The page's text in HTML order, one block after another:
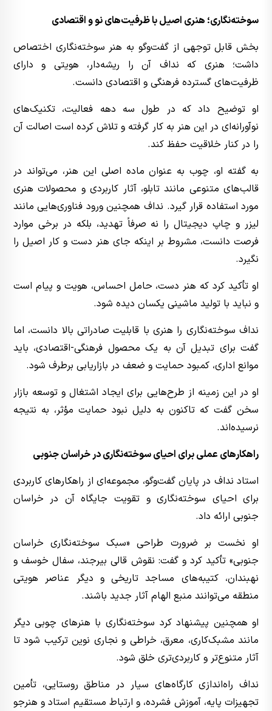
سوخته‌نگاری؛ هنری اصیل با ظرفیت‌های نو و اقتصادی
بخش قابل توجهی از گفت‌وگو به هنر سوخته‌نگاری اختصاص
داشت؛ هنری که نداف آن را ریشه‌دار، هویتی و دارای
ظرفیت‌های گسترده فرهنگی و اقتصادی دانست.
او توضیح داد که در طول سه دهه فعالیت، تکنیک‌های
نوآورانه‌ای در این هنر به کار گرفته و تلاش کرده است اصالت آن
را در کنار خلاقیت حفظ کند.
به گفته او، چوب به عنوان ماده اصلی این هنر، می‌تواند در
قالب‌های متنوعی مانند تابلو، آثار کاربردی و محصولات هنری
مورد استفاده قرار گیرد. نداف همچنین ورود فناوری‌هایی مانند
لیزر و چاپ دیجیتال را نه صرفاً تهدید، بلکه در برخی موارد
فرصت دانست، مشروط بر اینکه جای هنر دست و کار اصیل را
نگیرد.
او تأکید کرد که هنر دست، حامل احساس، هویت و پیام است
و نباید با تولید ماشینی یکسان دیده شود.
نداف سوخته‌نگاری را هنری با قابلیت صادراتی بالا دانست، اما
گفت برای تبدیل آن به یک محصول فرهنگی-اقتصادی، باید
موانع اداری، کمبود حمایت و ضعف در بازاریابی برطرف شود.
او در این زمینه از طرح‌هایی برای ایجاد اشتغال و توسعه بازار
سخن گفت که تاکنون به دلیل نبود حمایت مؤثر، به نتیجه
نرسیده‌اند.
راهکارهای عملی برای احیای سوخته‌نگاری در خراسان جنوبی
استاد نداف در پایان گفت‌وگو، مجموعه‌ای از راهکارهای کاربردی
برای احیای سوخته‌نگاری و تقویت جایگاه آن در خراسان
جنوبی ارائه داد.
او نخست بر ضرورت طراحی «سبک سوخته‌نگاری خراسان
جنوبی» تأکید کرد و گفت: نقوش قالی بیرجند، سفال خوسف و
نهبندان، کتیبه‌های مساجد تاریخی و دیگر عناصر هویتی
منطقه می‌توانند منبع الهام آثار جدید باشند.
او همچنین پیشنهاد کرد سوخته‌نگاری با هنرهای چوبی دیگر
مانند مشبک‌کاری، معرق، خراطی و نجاری نوین ترکیب شود تا
آثار متنوع‌تر و کاربردی‌تری خلق شود.
نداف راه‌اندازی کارگاه‌های سیار در مناطق روستایی، تأمین
تجهیزات پایه، آموزش فشرده، و ارتباط مستقیم استاد و هنرجو